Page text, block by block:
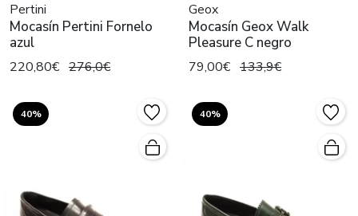
Pertini
Mocasín Pertini Fornelo
azul
220,80€ 276,0€
Geox
Mocasín Geox Walk
Pleasure C negro
79,00€ 133,9€
40% 40%